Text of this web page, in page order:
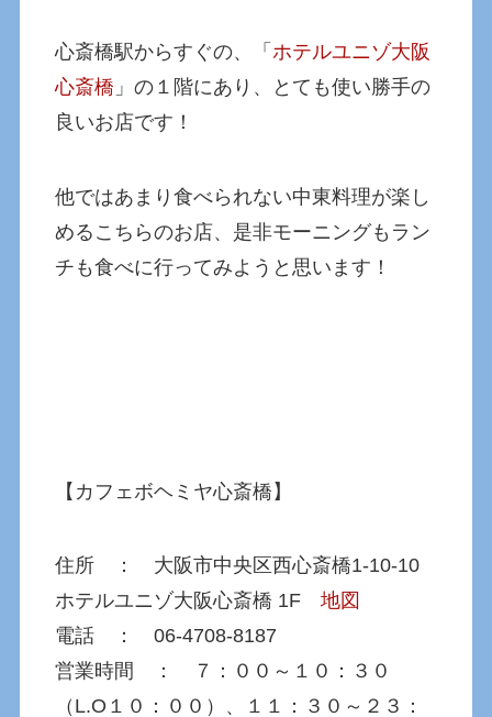
心斎橋駅からすぐの、「ホテルユニゾ大阪
心斎橋 」の１階にあり、とても使い勝手の
良いお店です！
他ではあまり食べられない中東料理が楽し
めるこちらのお店、是非モーニングもラン
チも食べに行ってみようと思います！
【カフェボヘミヤ心斎橋】
住所 ： 大阪市中央区西心斎橋1-10-10
ホテルユニゾ大阪心斎橋 1F地図
電話 ： 06-4708-8187
営業時間 ： ７：００～１０：３０
（L.O１０：００）、１１：３０～２３：